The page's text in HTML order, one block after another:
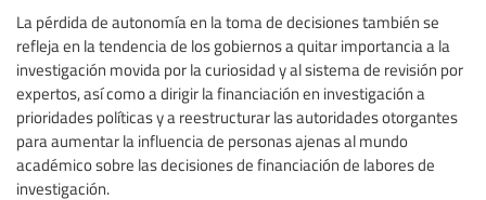
La pérdida de autonomía en la toma de decisiones también se
refleja en la tendencia de los gobiernos a quitar importancia a la
investigación movida por la curiosidad y al sistema de revisión por
expertos, así como a dirigir la financiación en investigación a
prioridades políticas y a reestructurar las autoridades otorgantes
para aumentar la influencia de personas ajenas al mundo
académico sobre las decisiones de financiación de labores de
investigación.